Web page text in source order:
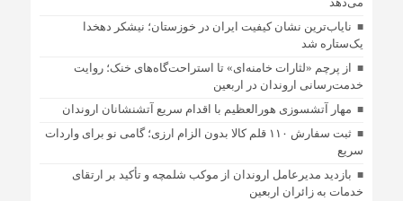
نایاب‌ترین نشان کیفیت ایران در خوزستان؛ نیشکر دهخدا
یک‌ستاره شد
از پرچم «لثارات خامنه‌ای» تا استراحت‌گاه‌های خنک؛ روایت
خدمت‌رسانی اروندان در اربعین
مهار آتشسوزی هورالعظیم با اقدام سریع آتشنشانان اروندان
ثبت سفارش ۱۱۰ قلم کالا بدون الزام ارزی؛ گامی نو برای واردات
سریع
بازدید مدیرعامل اروندان از موکب شلمچه و تأکید بر ارتقای
خدمات به زائران اربعین